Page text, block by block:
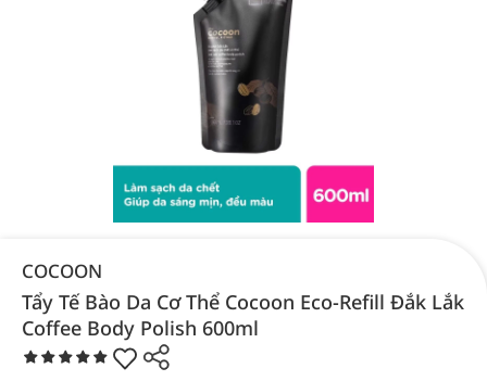
COCOON
Tẩy Tế Bào Da Cơ Thể Cocoon Eco-Refill Đắk Lắk
Coffee Body Polish 600ml